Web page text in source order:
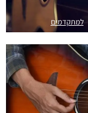
למתקדמים